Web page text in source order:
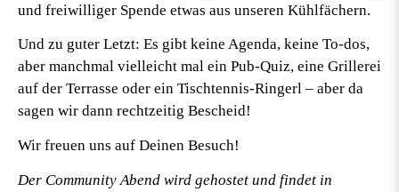
und freiwilliger Spende etwas aus unseren Kühlfächern.
Und zu guter Letzt: Es gibt keine Agenda, keine To-dos,
aber manchmal vielleicht mal ein Pub-Quiz, eine Grillerei
auf der Terrasse oder ein Tischtennis-Ringerl – aber da
sagen wir dann rechtzeitig Bescheid!
Wir freuen uns auf Deinen Besuch!
Der Community Abend wird gehostet und findet in